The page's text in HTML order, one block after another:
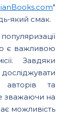
"
який смак.
є важливою
Завдяки
авторів та
зважаючи на
можливість